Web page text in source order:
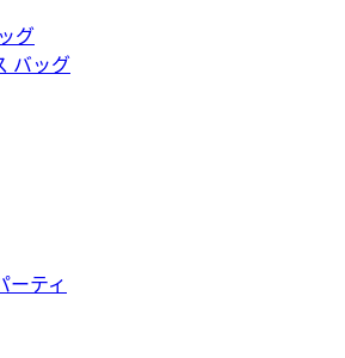
グ
バッグ
ーティ